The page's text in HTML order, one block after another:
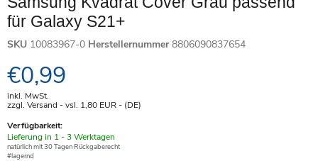
für Galaxy S21+
SKU 10083967-0 Herstellernummer 8806090837654
Aktueller Preis
€0,99
inkl. MwSt.
zzgl. Versand - vsl. 1,80 EUR- (DE)
Verfügbarkeit:
Verfügbar
-
Lieferung in 1 - 3 Werktagen
natürlich mit 30 Tagen Rückgaberecht
#lagernd